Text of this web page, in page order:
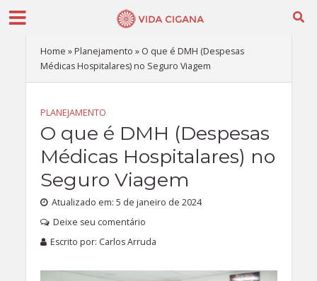
Home » Planejamento » O que é DMH (Despesas
Médicas Hospitalares) no Seguro Viagem
PLANEJAMENTO
O que é DMH (Despesas
Médicas Hospitalares) no
Seguro Viagem
Atualizado em: 5 de janeiro de 2024
Deixe seu comentário
Escrito por: Carlos Arruda